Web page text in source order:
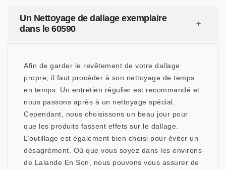
Un Nettoyage de dallage exemplaire
dans le 60590
Afin de garder le revêtement de votre dallage
propre, il faut procéder à son nettoyage de temps
en temps. Un entretien régulier est recommandé et
nous passons après à un nettoyage spécial.
Cependant, nous choisissons un beau jour pour
que les produits fassent effets sur le dallage.
L’outillage est également bien choisi pour éviter un
désagrément. Où que vous soyez dans les environs
de Lalande En Son, nous pouvons vous assurer de